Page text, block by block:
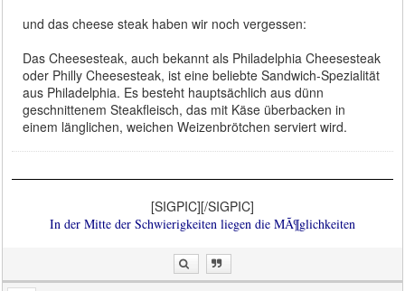
und das cheese steak haben wir noch vergessen:
Das Cheesesteak, auch bekannt als Philadelphia Cheesesteak
oder Philly Cheesesteak, ist eine beliebte Sandwich-Spezialität
aus Philadelphia. Es besteht hauptsächlich aus dünn
geschnittenem Steakfleisch, das mit Käse überbacken in
einem länglichen, weichen Weizenbrötchen serviert wird.
[SIGPIC][/SIGPIC]
In der Mitte der Schwierigkeiten liegen die MÃ¶glichkeiten